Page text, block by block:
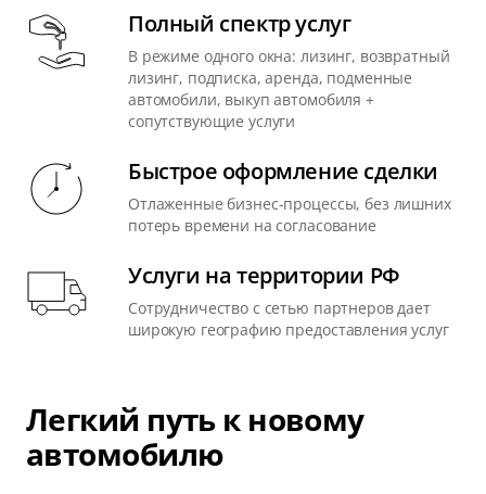
Полный спектр услуг
В режиме одного окна: лизинг, возвратный
лизинг, подписка, аренда, подменные
автомобили, выкуп автомобиля +
сопутствующие услуги
Быстрое оформление сделки
Отлаженные бизнес-процессы, без лишних
потерь времени на согласование
Услуги на территории РФ
Сотрудничество с сетью партнеров дает
широкую географию предоставления услуг
Легкий путь к новому
автомобилю